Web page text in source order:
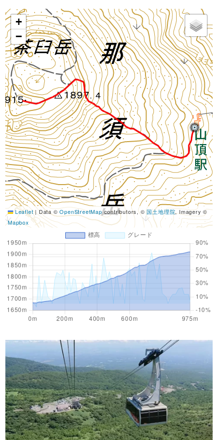
+
−
Leaflet |Data ©OpenStreetMapcontributors, ©国土地理院, Imagery ©
Mapbox